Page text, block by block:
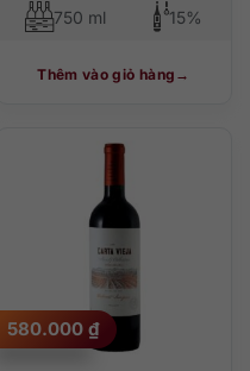
750 ml 15%
Thêm vào giỏ hàng
580.000 ₫